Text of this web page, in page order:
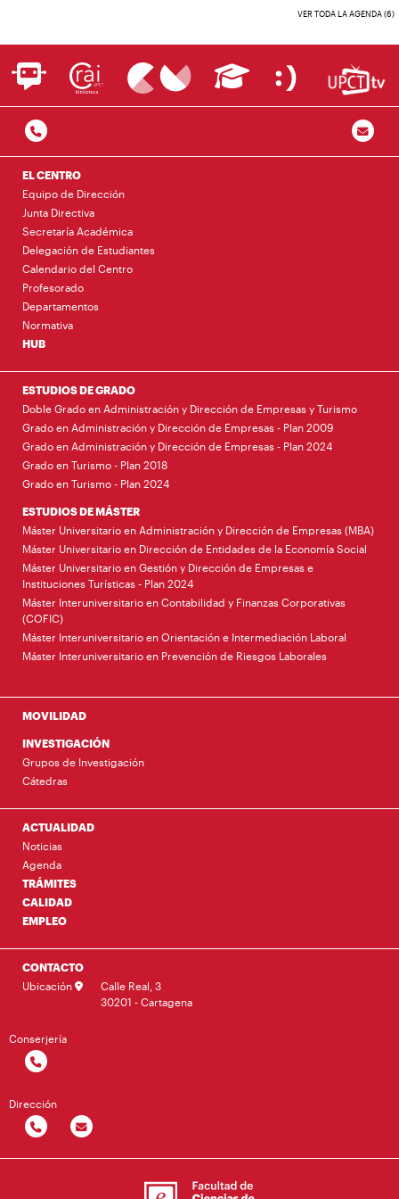
VER TODA LA AGENDA (6)
EL CENTRO
Equipo de Dirección
Junta Directiva
Secretaría Académica
Delegación de Estudiantes
Calendario del Centro
Profesorado
Departamentos
Normativa
HUB
ESTUDIOS DE GRADO
Doble Grado en Administración y Dirección de Empresas y Turismo
Grado en Administración y Dirección de Empresas - Plan 2009
Grado en Administración y Dirección de Empresas - Plan 2024
Grado en Turismo - Plan 2018
Grado en Turismo - Plan 2024
ESTUDIOS DE MÁSTER
Máster Universitario en Administración y Dirección de Empresas (MBA)
Máster Universitario en Dirección de Entidades de la Economía Social
Máster Universitario en Gestión y Dirección de Empresas e
Instituciones Turísticas - Plan 2024
Máster Interuniversitario en Contabilidad y Finanzas Corporativas
(COFIC)
Máster Interuniversitario en Orientación e Intermediación Laboral
Máster Interuniversitario en Prevención de Riesgos Laborales
MOVILIDAD
INVESTIGACIÓN
Grupos de Investigación
Cátedras
ACTUALIDAD
Noticias
Agenda
TRÁMITES
CALIDAD
EMPLEO
CONTACTO
Ubicación
Calle Real, 3
30201 - Cartagena
Conserjería
Dirección